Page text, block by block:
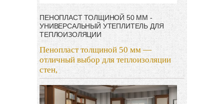
ПЕНОПЛАСТ ТОЛЩИНОЙ 50 ММ -
УНИВЕРСАЛЬНЫЙ УТЕПЛИТЕЛЬ ДЛЯ
ТЕПЛОИЗОЛЯЦИИ
Пенопласт толщиной 50 мм —
отличный выбор для теплоизоляции
стен,